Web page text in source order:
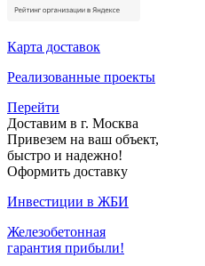
Карта доставок
Реализованные проекты
Перейти
Доставим в г. Москва
Привезем на ваш объект,
быстро и надежно!
Оформить доставку
Инвестиции в ЖБИ
Железобетонная
гарантия прибыли!